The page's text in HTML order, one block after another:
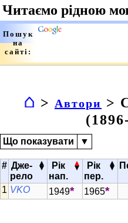
⌂ > Автори >
Що показувати ▼
# Дже-
рело
▴
▾
Рік
нап.
▴
▾
Рік
пер.
▴
▾
VKO 1949* 1965*